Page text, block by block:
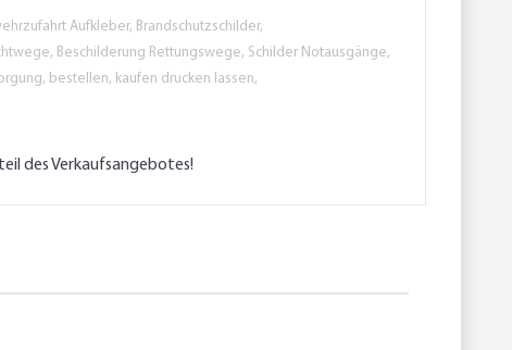
Aufkleber, Brandschutzschilder,
Beschilderung Rettungswege, Schilder Notausgänge,
bestellen, kaufen drucken lassen,
des Verkaufsangebotes!